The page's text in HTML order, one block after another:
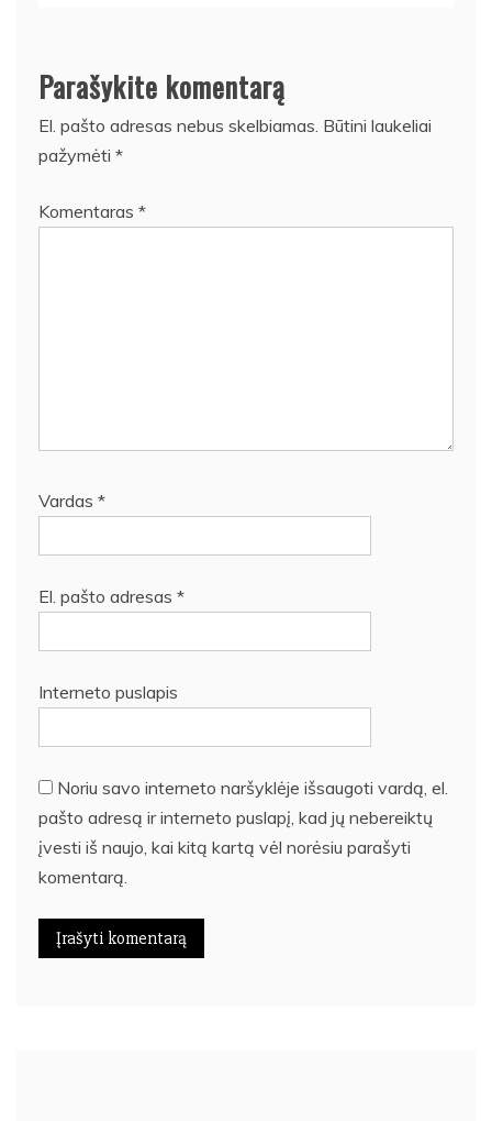
Parašykite komentarą
El. pašto adresas nebus skelbiamas. Būtini laukeliai
pažymėti *
Komentaras *
Vardas *
El. pašto adresas *
Interneto puslapis
Noriu savo interneto naršyklėje išsaugoti vardą, el.
pašto adresą ir interneto puslapį, kad jų nebereiktų
įvesti iš naujo, kai kitą kartą vėl norėsiu parašyti
komentarą.